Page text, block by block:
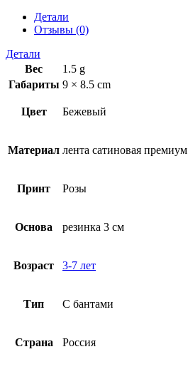
Детали
Отзывы (0)
Детали
Вес
1.5 g
Габариты 9 × 8.5 cm
Цвет Бежевый
Материал лента сатиновая премиум
Принт Розы
Основа резинка 3 см
Возраст 3-7 лет
Тип С бантами
Страна Россия